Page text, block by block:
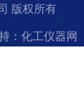
版权所有
：化工仪器网